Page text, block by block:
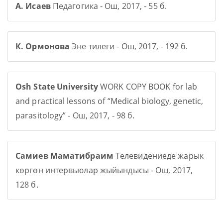
А. ИсаевПедагогика - Ош, 2017, - 55 б.
К. Ормонова Эне тилеги - Ош, 2017, - 192 б.
Osh State UniversityWORK COPY BOOK for lab
and practical lessons of “Medical biology, genetic,
parasitology” - Ош, 2017, - 98 б.
Самиев Маматибраим Телевидениеде жарык
көргөн интервьюлар жыйындысы - Ош, 2017,
128 б.